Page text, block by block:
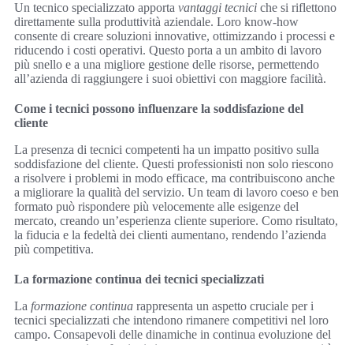
Un tecnico specializzato apporta vantaggi tecnici che si riflettono
direttamente sulla produttività aziendale. Loro know-how
consente di creare soluzioni innovative, ottimizzando i processi e
riducendo i costi operativi. Questo porta a un ambito di lavoro
più snello e a una migliore gestione delle risorse, permettendo
all’azienda di raggiungere i suoi obiettivi con maggiore facilità.
Come i tecnici possono influenzare la soddisfazione del
cliente
La presenza di tecnici competenti ha un impatto positivo sulla
soddisfazione del cliente. Questi professionisti non solo riescono
a risolvere i problemi in modo efficace, ma contribuiscono anche
a migliorare la qualità del servizio. Un team di lavoro coeso e ben
formato può rispondere più velocemente alle esigenze del
mercato, creando un’esperienza cliente superiore. Como risultato,
la fiducia e la fedeltà dei clienti aumentano, rendendo l’azienda
più competitiva.
La formazione continua dei tecnici specializzati
La formazione continua rappresenta un aspetto cruciale per i
tecnici specializzati che intendono rimanere competitivi nel loro
campo. Consapevoli delle dinamiche in continua evoluzione del